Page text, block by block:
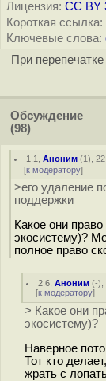
Лицензия: CC BY
Короткая
Ключевые слова:
При
Обсуждение
(98)
1.1 ,Аноним (1),
[к модератору]
>его удаление
поддержки
Какое они
экосистему)?
полное право
2.6 ,Аноним (-),
[к модератору]
> Какое они
экосистему)?
Наверное
Тот кто
жрать с